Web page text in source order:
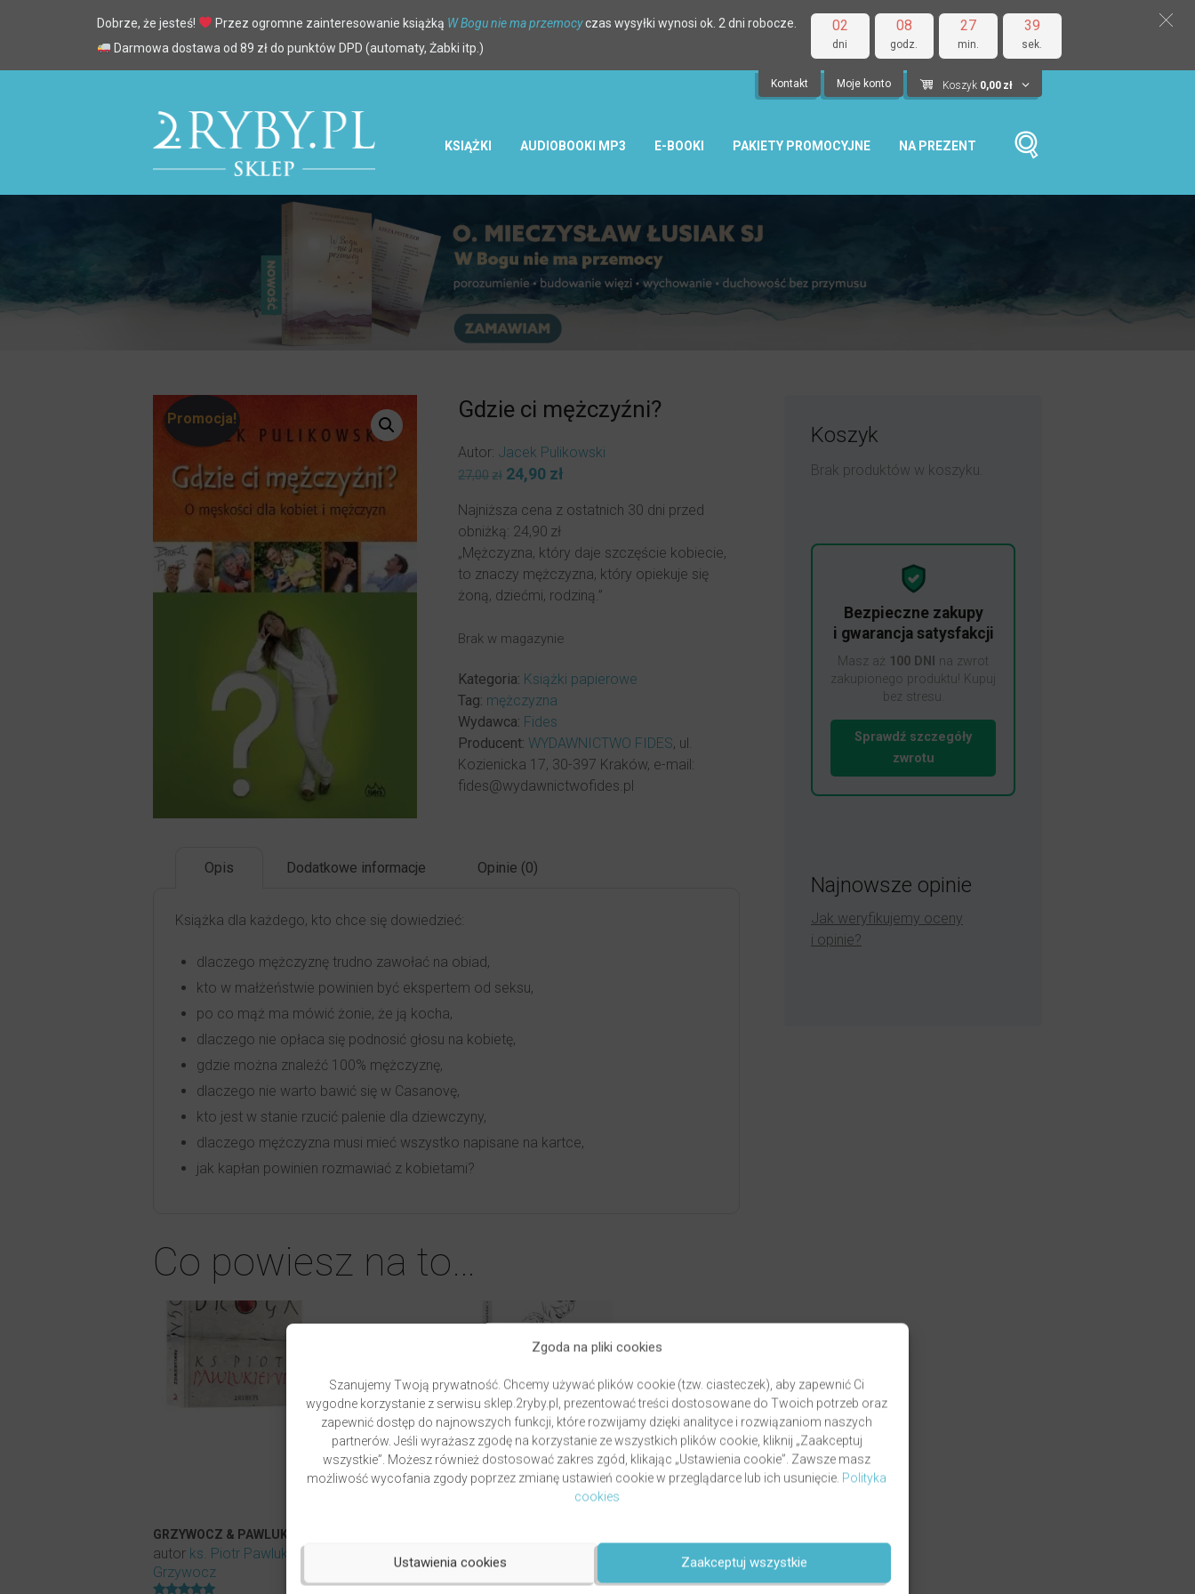
Zgoda na pliki cookies
Szanujemy Twoją prywatność. Chcemy używać plików cookie (tzw. ciasteczek), aby zapewnić Ci
wygodne korzystanie z serwisu sklep.2ryby.pl, prezentować treści dostosowane do Twoich potrzeb oraz
zapewnić dostęp do najnowszych funkcji, które rozwijamy dzięki analityce i rozwiązaniom naszych
partnerów. Jeśli wyrażasz zgodę na korzystanie ze wszystkich plików cookie, kliknij „Zaakceptuj
wszystkie”. Możesz również dostosować zakres zgód, klikając „Ustawienia cookie”. Zawsze masz
możliwość wycofania zgody poprzez zmianę ustawień cookie w przeglądarce lub ich usunięcie. Polityka
cookies
Zaakceptuj wszystkie
Ustawienia cookies
02
dni
08
godz.
27
min.
38
sek.
Dobrze, że jesteś! Przez ogromne zainteresowanie książką W Bogu nie ma przemocyczas wysyłki wynosi ok. 2 dni robocze.
Darmowa dostawa od 89 zł do punktów DPD (automaty, Żabki itp.)
Kontakt Moje konto Koszyk 0,00 zł
KSIĄŻKI AUDIOBOOKI MP3 E-BOOKI PAKIETY PROMOCYJNE NA PREZENT
Promocja! Gdzie ci mężczyźni?
Autor: Jacek Pulikowski
27,00zł Pierwotna
wynosiła:
27,00zł.
24,90 złAktualna
wynosi:
Najniższa cena z ostatnich 30 dni przed
obniżką: 24,90 zł
„Mężczyzna, który daje szczęście kobiecie,
to znaczy mężczyzna, który opiekuje się
żoną, dziećmi, rodziną.”
Brak w magazynie
Kategoria: Książki papierowe
Tag: mężczyzna
Wydawca: Fides
Producent: WYDAWNICTWO FIDES, ul.
Kozienicka 17, 30-397 Kraków, e-mail:
fides@wydawnictwofides.pl
Opis Dodatkowe informacje Opinie (0)
Książka dla każdego, kto chce się dowiedzieć:
dlaczego mężczyznę trudno zawołać na obiad,
kto w małżeństwie powinien być ekspertem od seksu,
po co mąż ma mówić żonie, że ją kocha,
dlaczego nie opłaca się podnosić głosu na kobietę,
gdzie można znaleźć 100% mężczyznę,
dlaczego nie warto bawić się w Casanovę,
kto jest w stanie rzucić palenie dla dziewczyny,
dlaczego mężczyzna musi mieć wszystko napisane na kartce,
jak kapłan powinien rozmawiać z kobietami?
Co powiesz na to…
GRZYWOCZ & PAWLUKIEWICZ | DROGA
autor ks. Piotr Pawlukiewicz
ks. Krzysztof
Grzywocz
DZWONECZKIEM (KSIĄŻKA)
autorks. Piotr Pawlukiewicz
Koszyk
Brak produktów w koszyku.
Bezpieczne zakupy
i gwarancja satysfakcji
Masz aż 100 DNI
na zwrot
zakupionego produktu! Kupuj
bez stresu.
Sprawdź szczegóły
zwrotu
Najnowsze opinie
Jak weryfikujemy oceny
i opinie?